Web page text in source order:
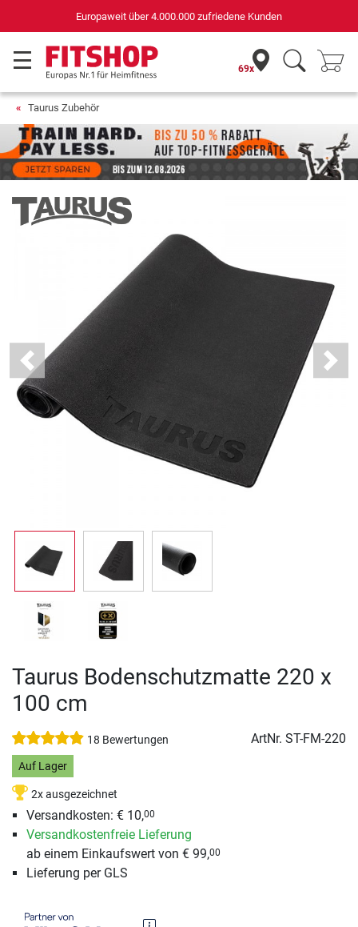
für Sportgeräte (n-tv+DISQ 2016-2024)
69x
Taurus Zubehör
Previous Next
Taurus Bodenschutzmatte 220 x
100 cm
18 Bewertungen ArtNr. ST-FM-220
Auf Lager
2x ausgezeichnet
Versandkosten: € 10,00
Versandkostenfreie Lieferung
ab einem Einkaufswert von € 99,00
Lieferung per GLS